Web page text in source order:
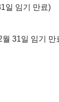
일 임기 만료)
31일 임기 만